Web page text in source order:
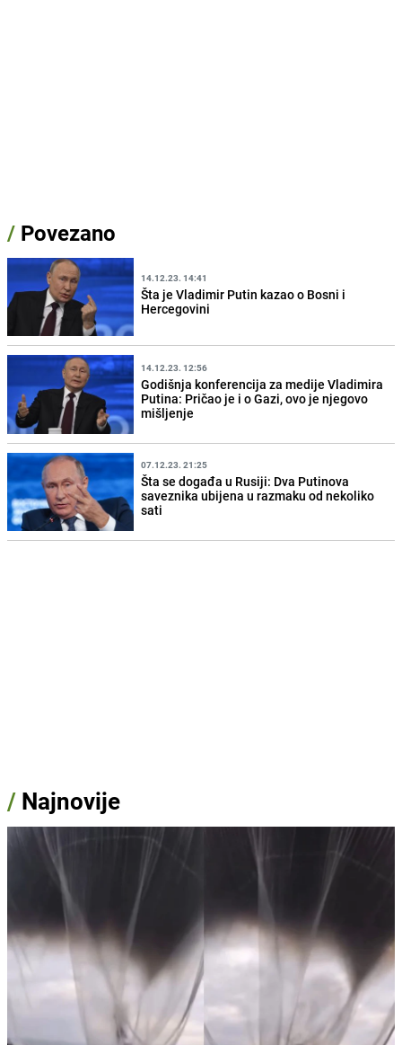
/ Povezano
14.12.23. 14:41
Šta je Vladimir Putin kazao o Bosni i
Hercegovini
14.12.23. 12:56
Godišnja konferencija za medije Vladimira
Putina: Pričao je i o Gazi, ovo je njegovo
mišljenje
07.12.23. 21:25
Šta se događa u Rusiji: Dva Putinova
saveznika ubijena u razmaku od nekoliko
sati
/ Najnovije